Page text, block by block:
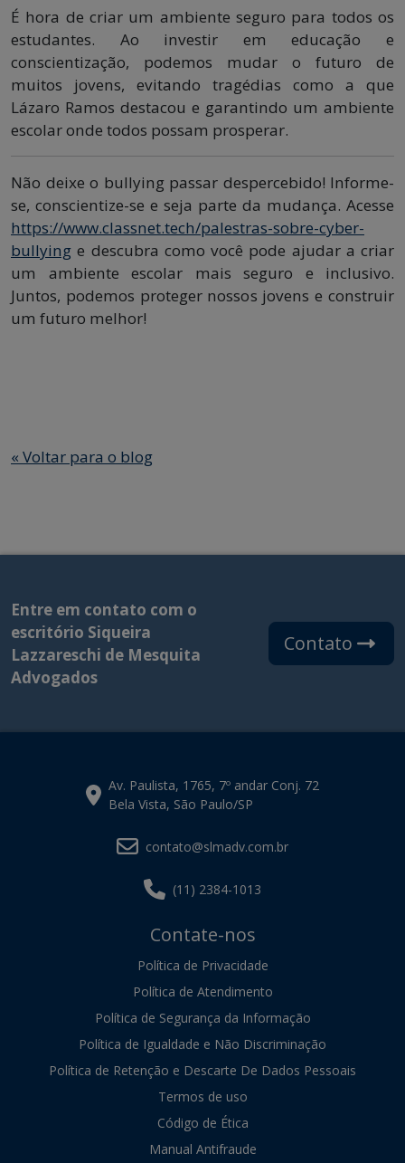
É hora de criar um ambiente seguro para todos os
estudantes. Ao investir em educação e
conscientização, podemos mudar o futuro de
muitos jovens, evitando tragédias como a que
Lázaro Ramos destacou e garantindo um ambiente
escolar onde todos possam prosperar.
Não deixe o bullying passar despercebido! Informe-
se, conscientize-se e seja parte da mudança. Acesse
https://www.classnet.tech/palestras-sobre-cyber-
bullying e descubra como você pode ajudar a criar
um ambiente escolar mais seguro e inclusivo.
Juntos, podemos proteger nossos jovens e construir
um futuro melhor!
« Voltar para o blog
Entre em contato com o
escritório Siqueira
Lazzareschi de Mesquita
Advogados
Contato
Av. Paulista, 1765, 7º andar Conj. 72
Bela Vista, São Paulo/SP
contato@slmadv.com.br
(11) 2384-1013
Contate-nos
Política de Privacidade
Política de Atendimento
Política de Segurança da Informação
Política de Igualdade e Não Discriminação
Política de Retenção e Descarte De Dados Pessoais
Termos de uso
Código de Ética
Manual Antifraude